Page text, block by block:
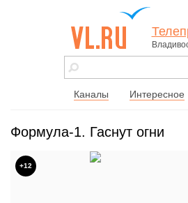
vl.ru - сайт
города
Каналы Интересное
Формула-1. Гаснут огни
+12